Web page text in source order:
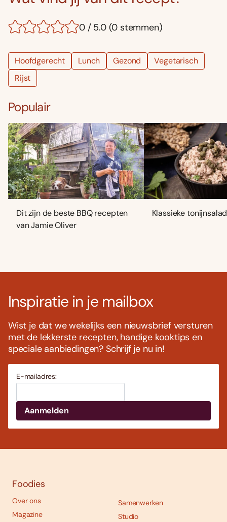
0 / 5.0 (0 stemmen)
Hoofdgerecht Lunch Gezond
Vegetarisch
Rijst
Populair
Dit zijn de beste BBQ recepten
van Jamie Oliver
Klassieke
Inspiratie in je mailbox
Wist je dat we wekelijks een nieuwsbrief versturen
met de lekkerste recepten, handige kooktips en
speciale aanbiedingen? Schrijf je nu in!
E-mailadres:
Foodies
Over ons
Magazine
Samenwerken
Studio